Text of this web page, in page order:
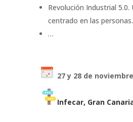
Revolución Industrial 5.0.
centrado en las personas.
…
27 y 28 de
Infecar, Gran